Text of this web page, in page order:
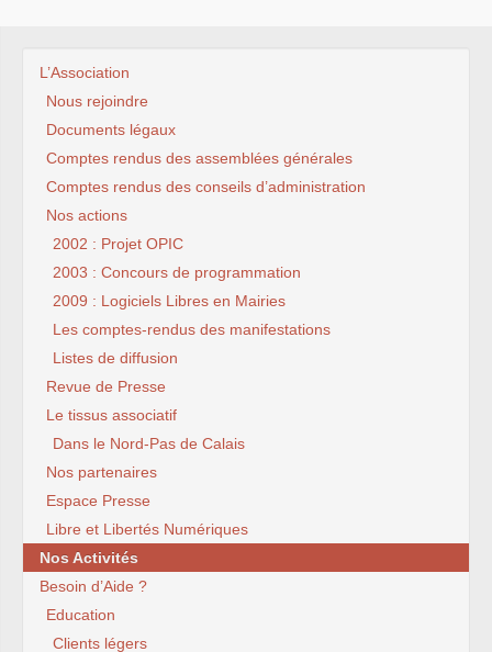
L’Association
Nous rejoindre
Documents légaux
Comptes rendus des assemblées générales
Comptes rendus des conseils d’administration
Nos actions
2002 : Projet OPIC
2003 : Concours de programmation
2009 : Logiciels Libres en Mairies
Les comptes-rendus des manifestations
Listes de diffusion
Revue de Presse
Le tissus associatif
Dans le Nord-Pas de Calais
Nos partenaires
Espace Presse
Libre et Libertés Numériques
Nos Activités
Besoin d’Aide ?
Education
Clients légers